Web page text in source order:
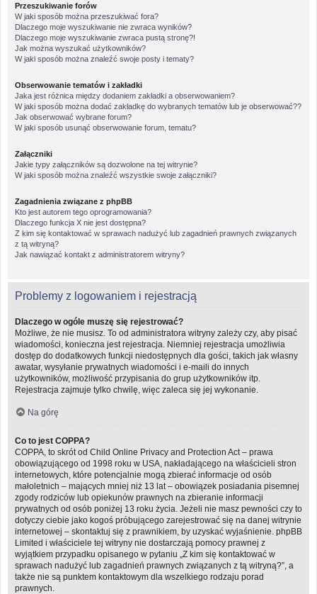
Przeszukiwanie forów
W jaki sposób można przeszukiwać fora?
Dlaczego moje wyszukiwanie nie zwraca wyników?
Dlaczego moje wyszukiwanie zwraca pustą stronę?!
Jak można wyszukać użytkowników?
W jaki sposób można znaleźć swoje posty i tematy?
Obserwowanie tematów i zakładki
Jaka jest różnica między dodaniem zakładki a obserwowaniem?
W jaki sposób można dodać zakładkę do wybranych tematów lub je obserwować??
Jak obserwować wybrane forum?
W jaki sposób usunąć obserwowanie forum, tematu?
Załączniki
Jakie typy załączników są dozwolone na tej witrynie?
W jaki sposób można znaleźć wszystkie swoje załączniki?
Zagadnienia związane z phpBB
Kto jest autorem tego oprogramowania?
Dlaczego funkcja X nie jest dostępna?
Z kim się kontaktować w sprawach nadużyć lub zagadnień prawnych związanych
z tą witryną?
Jak nawiązać kontakt z administratorem witryny?
Problemy z logowaniem i rejestracją
Dlaczego w ogóle muszę się rejestrować?
Możliwe, że nie musisz. To od administratora witryny zależy czy, aby pisać
wiadomości, konieczna jest rejestracja. Niemniej rejestracja umożliwia
dostęp do dodatkowych funkcji niedostępnych dla gości, takich jak własny
awatar, wysyłanie prywatnych wiadomości i e-maili do innych
użytkowników, możliwość przypisania do grup użytkowników itp.
Rejestracja zajmuje tylko chwilę, więc zaleca się jej wykonanie.
Na górę
Co to jest COPPA?
COPPA, to skrót od Child Online Privacy and Protection Act – prawa
obowiązującego od 1998 roku w USA, nakładającego na właścicieli stron
internetowych, które potencjalnie mogą zbierać informacje od osób
małoletnich – mających mniej niż 13 lat – obowiązek posiadania pisemnej
zgody rodziców lub opiekunów prawnych na zbieranie informacji
prywatnych od osób poniżej 13 roku życia. Jeżeli nie masz pewności czy to
dotyczy ciebie jako kogoś próbującego zarejestrować się na danej witrynie
internetowej – skontaktuj się z prawnikiem, by uzyskać wyjaśnienie. phpBB
Limited i właściciele tej witryny nie dostarczają pomocy prawnej z
wyjątkiem przypadku opisanego w pytaniu „Z kim się kontaktować w
sprawach nadużyć lub zagadnień prawnych związanych z tą witryną?”, a
także nie są punktem kontaktowym dla wszelkiego rodzaju porad
prawnych.